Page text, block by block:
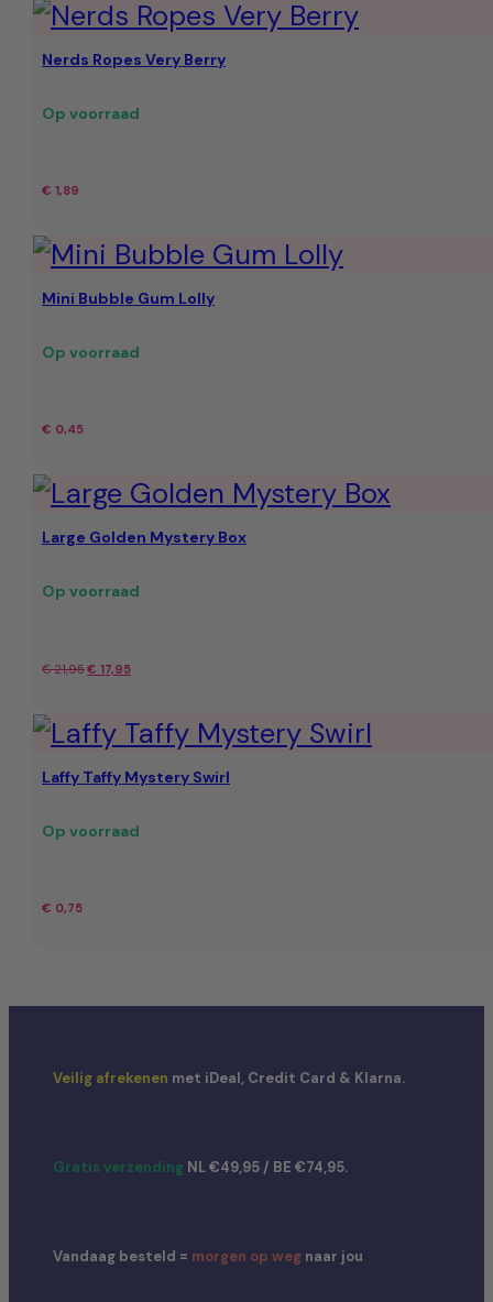
Nerds Ropes Very Berry
Op voorraad
€ 1,89
Mini Bubble Gum Lolly
Op voorraad
€ 0,45
Large Golden Mystery Box
Op voorraad
€21,95Oorspronkelijke
was:
€ 21,95.
€ 17,95Huidige
is:
€ 17,95.
Laffy Taffy Mystery Swirl
Op voorraad
€ 0,75
Veilig afrekenen met iDeal, Credit Card & Klarna.
Gratis verzending NL €49,95 / BE €74,95.
Vandaag besteld = morgen op weg naar jou